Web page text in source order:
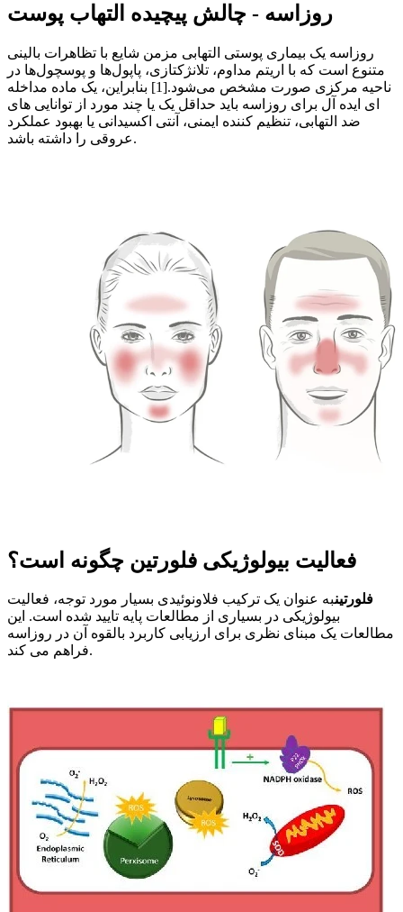
روزاسه - چالش پیچیده التهاب پوست
روزاسه یک بیماری پوستی التهابی مزمن شایع با تظاهرات بالینی
متنوع است که با اریتم مداوم، تلانژکتازی، پاپول‌ها و پوسچول‌ها در
ناحیه مرکزی صورت مشخص می‌شود.[1] بنابراین، یک ماده مداخله
ای ایده آل برای روزاسه باید حداقل یک یا چند مورد از توانایی های
ضد التهابی، تنظیم کننده ایمنی، آنتی اکسیدانی یا بهبود عملکرد
عروقی را داشته باشد.
فعالیت بیولوژیکی فلورتین چگونه است؟
فلورتینبه عنوان یک ترکیب فلاونوئیدی بسیار مورد توجه، فعالیت
بیولوژیکی در بسیاری از مطالعات پایه تایید شده است. این
مطالعات یک مبنای نظری برای ارزیابی کاربرد بالقوه آن در روزاسه
فراهم می کند.